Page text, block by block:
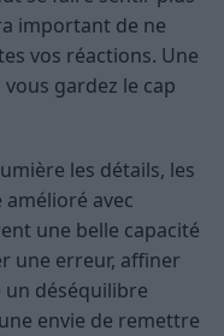
important de ne
vos réactions. Une
gardez le cap
les détails, les
avec
une belle capacité
une erreur, affiner
déséquilibre
envie de remettre